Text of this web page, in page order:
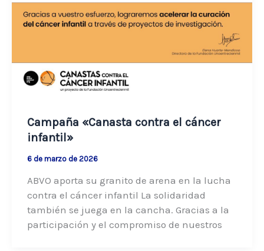
Campaña «Canasta contra el cáncer
infantil»
6 de marzo de 2026
ABVO aporta su granito de arena en la lucha
contra el cáncer infantil La solidaridad
también se juega en la cancha. Gracias a la
participación y el compromiso de nuestros